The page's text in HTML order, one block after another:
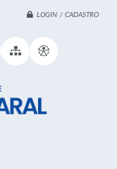
LOGIN / CADASTRO